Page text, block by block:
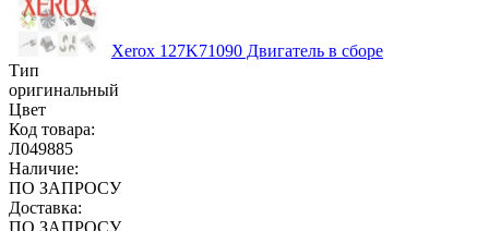
Xerox 127K71090 Двигатель в сборе
Тип
оригинальный
Цвет
Код товара:
Л049885
Наличие:
ПО ЗАПРОСУ
Доставка:
ПО ЗАПРОСУ